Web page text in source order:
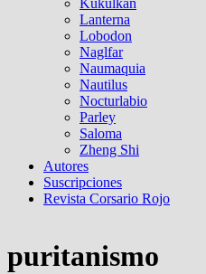
Kukulkán
Lanterna
Lobodon
Naglfar
Naumaquia
Nautilus
Nocturlabio
Parley
Saloma
Zheng Shi
Autores
Suscripciones
Revista Corsario Rojo
puritanismo